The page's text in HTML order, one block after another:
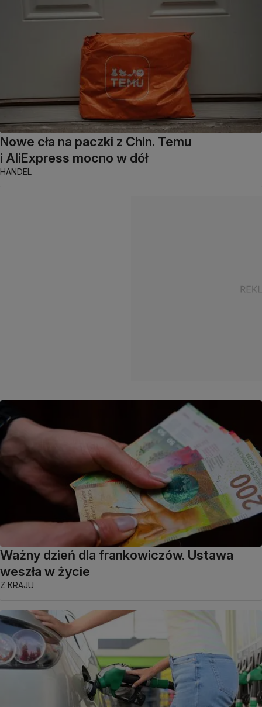
Nowe cła na paczki z Chin. Temu
i AliExpress mocno w dół
HANDEL
Ważny dzień dla frankowiczów. Ustawa
weszła w życie
Z KRAJU